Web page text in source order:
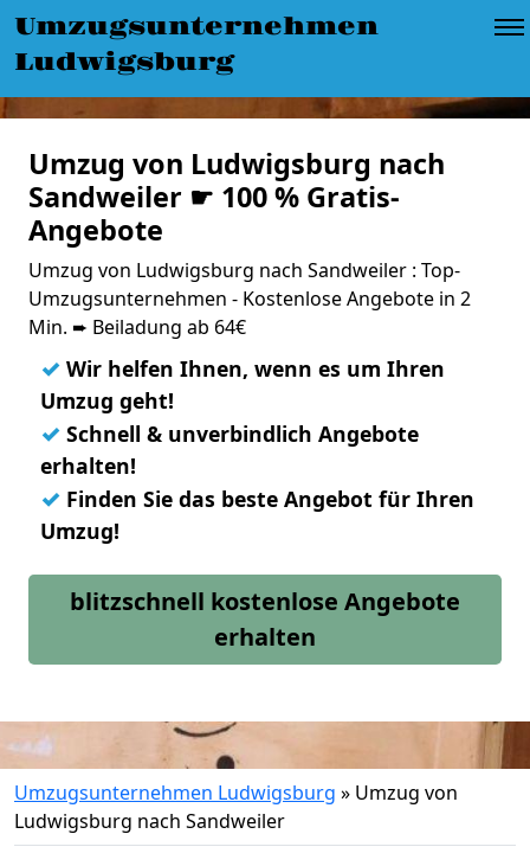
Umzugsunternehmen
Ludwigsburg
Umzug von Ludwigsburg nach
Sandweiler ☛ 100 % Gratis-
Angebote
Umzug von Ludwigsburg nach Sandweiler : Top-
Umzugsunternehmen - Kostenlose Angebote in 2
Min. ➨ Beiladung ab 64€
✓ Wir helfen Ihnen, wenn es um Ihren
Umzug geht!
✓ Schnell & unverbindlich Angebote
erhalten!
✓ Finden Sie das beste Angebot für Ihren
Umzug!
blitzschnell kostenlose Angebote
erhalten
Umzugsunternehmen Ludwigsburg » Umzug von
Ludwigsburg nach Sandweiler